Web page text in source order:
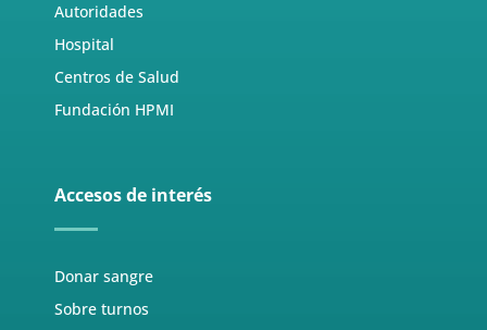
Autoridades
Hospital
Centros de Salud
Fundación HPMI
Accesos de interés
Donar sangre
Sobre turnos